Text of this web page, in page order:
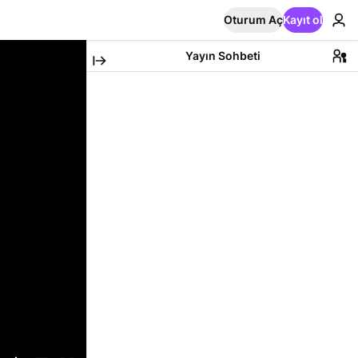
Oturum AçKayıt ol
Yayın Sohbeti